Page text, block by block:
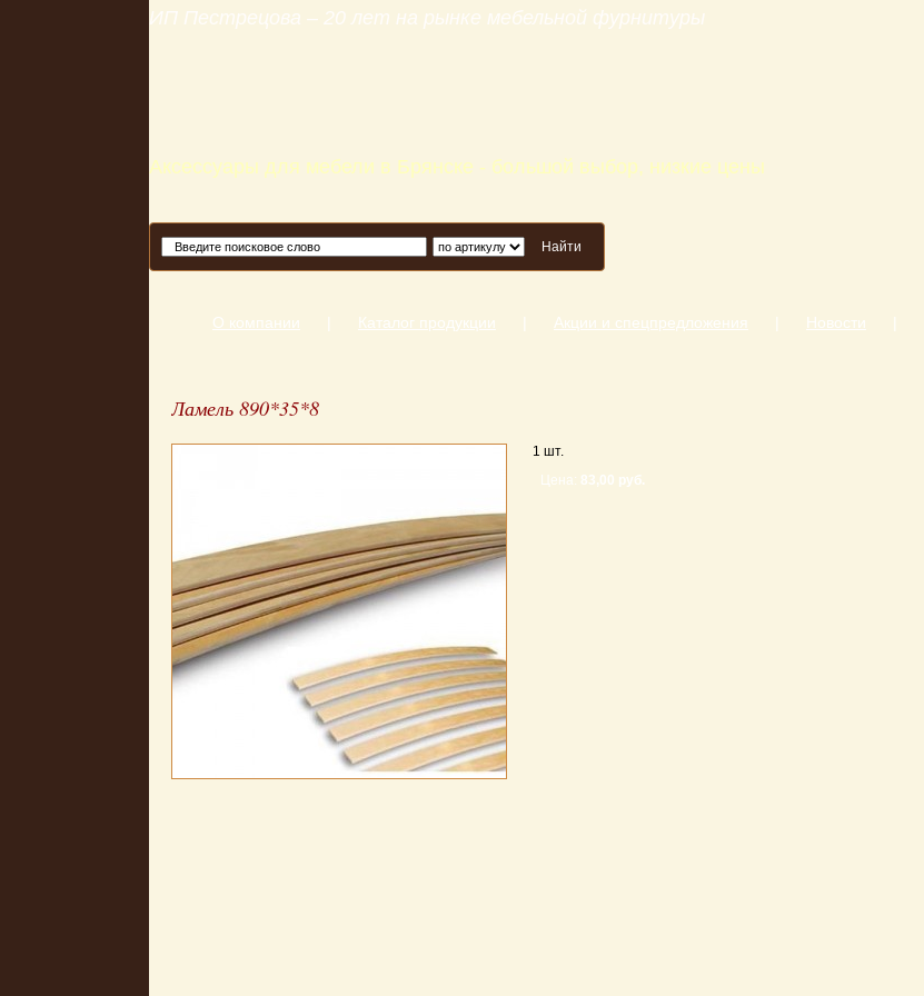
ИП Пестрецова – 20 лет на рынке мебельной фурнитуры
Аксессуары для мебели в Брянске - большой выбор, низкие цены
Найти
О компании Каталог продукции Акции и спецпредложения Новости
Ламель 890*35*8
1 шт.
Цена: 83,00 руб.